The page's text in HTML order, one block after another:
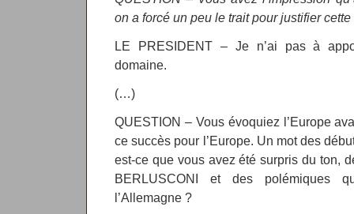
on a forcé un peu le trait pour justifier
LE PRESIDENT – Je n’ai pas à
domaine.
(…)
QUESTION – Vous évoquiez l’Europe
ce succès pour l’Europe. Un mot des
est-ce que vous avez été surpris du ton,
BERLUSCONI et des polémiques
l’Allemagne ?